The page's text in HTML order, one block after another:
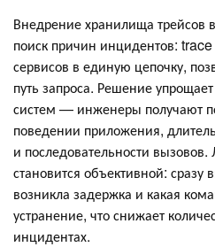
Внедрение хранилища трейсов
поиск причин инцидентов:
сервисов в единую цепочку,
путь запроса. Решение
систем — инженеры получают
поведении приложения,
и последовательности
становится объективной: сразу
возникла задержка и какая
устранение, что снижает
инцидентах.